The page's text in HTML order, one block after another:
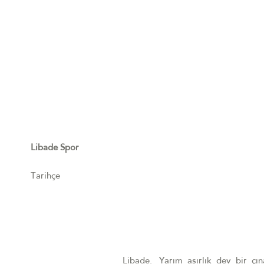
Libade Spor
Tarihçe
Libade. Yarım asırlık dev bir